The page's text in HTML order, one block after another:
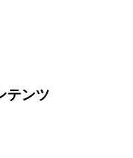
テンツ